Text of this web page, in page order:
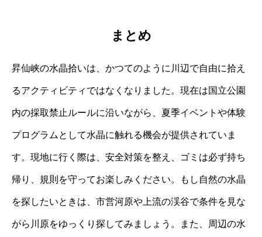
まとめ
昇仙峡の水晶拾いは、かつてのように川辺で自由に拾え
るアクティビティではなくなりました。現在は国立公園
内の採取禁止ルールに沿いながら、夏季イベントや体験
プログラムとして水晶に触れる機会が提供されていま
す。現地に行く際は、安全対策を整え、ゴミは必ず持ち
帰り、規則を守ってお楽しみください。もし自然の水晶
を探したいときは、市営河原や上流の渓谷で条件を見な
がら川原をゆっくり探してみましょう。また、周辺の水